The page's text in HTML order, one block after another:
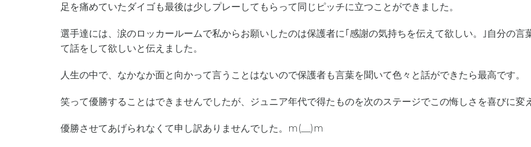
足を痛めていたダイゴも最後は少しプレーしてもらって同じピッチに立つことができました。
選手達には、涙のロッカールームで私からお願いしたのは保護者に｢感謝の気持ちを伝えて欲しい。｣自分の
て話をして欲しいと伝えました。
人生の中で、なかなか面と向かって言うことはないので保護者も言葉を聞いて色々と話ができたら最高です。
笑って優勝することはできませんでしたが、ジュニア年代で得たものを次のステージでこの悔しさを喜びに変
優勝させてあげられなくて申し訳ありませんでした。m(__)m